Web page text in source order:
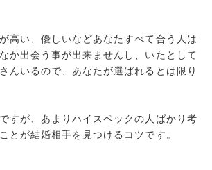
高い、優しいなどあなたすべて合う人は
か出会う事が出来ませんし、いたとして
んいるので、あなたが選ばれるとは限り
すが、あまりハイスペックの人ばかり考
とが結婚相手を見つけるコツです。